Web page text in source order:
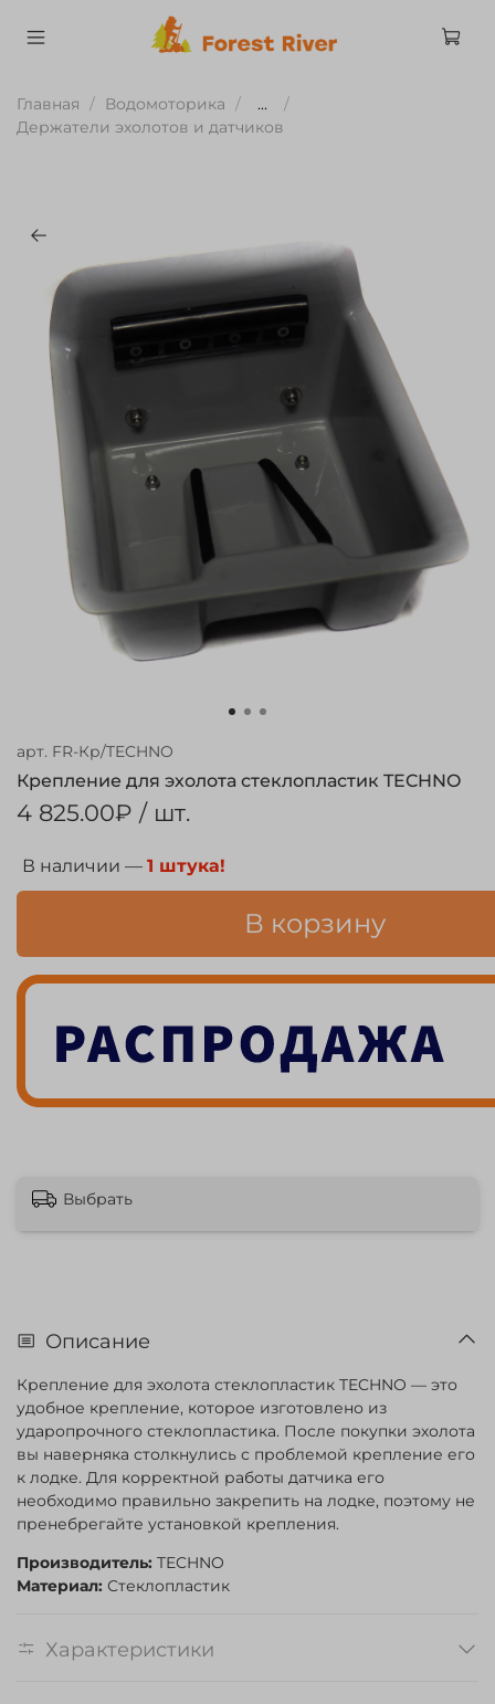
Главная Водомоторика
...
Держатели эхолотов и датчиков
арт. FR-Кр/TECHNO
Крепление для эхолота стеклопластик TECHNO
4 825.00₽ / шт.
В наличии — 1 штука!
В корзину
Выбрать
Описание
Крепление для эхолота стеклопластик TECHNO — это
удобное крепление, которое изготовлено из
ударопрочного стеклопластика. После покупки эхолота
вы наверняка столкнулись с проблемой крепление его
к лодке. Для корректной работы датчика его
необходимо правильно закрепить на лодке, поэтому не
пренебрегайте установкой крепления.
Производитель: TECHNO
Материал: Стеклопластик
Характеристики